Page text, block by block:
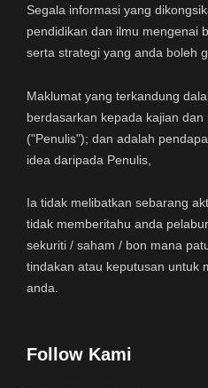
Segala informasi yang
pendidikan dan ilmu mengenai
serta strategi yang anda boleh
Maklumat yang terkandung
berdasarkan kepada kajian
("Penulis"); dan adalah
idea daripada Penulis,
Ia tidak melibatkan sebarang
tidak memberitahu anda
sekuriti / saham / bon mana
tindakan atau keputusan untuk
anda.
Follow Kami